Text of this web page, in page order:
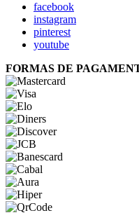
facebook
instagram
pinterest
youtube
FORMAS DE